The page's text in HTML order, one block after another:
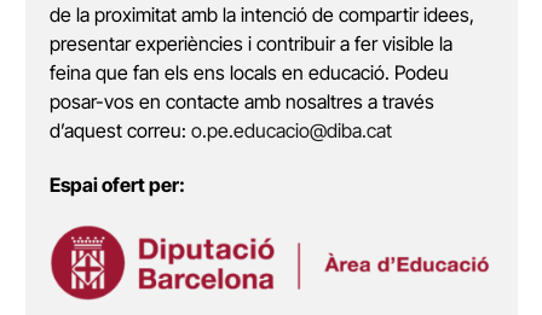
de la proximitat amb la intenció de compartir idees,
presentar experiències i contribuir a fer visible la
feina que fan els ens locals en educació. Podeu
posar-vos en contacte amb nosaltres a través
d’aquest correu: o.pe.educacio@diba.cat
Espai ofert per: